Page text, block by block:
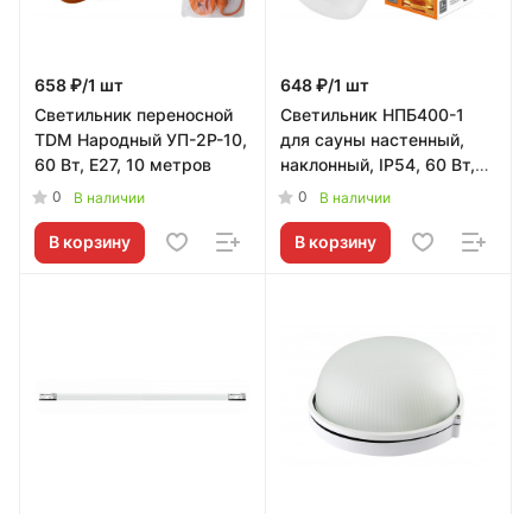
658 ₽/1 шт
Светильник переносной
TDM Народный УП-2Р-10,
60 Вт, Е27, 10 метров
0 В наличии
В корзину
648 ₽/1 шт
Светильник НПБ400-1
для сауны настенный,
наклонный, IP54, 60 Вт,
белый, TDM
0 В наличии
В корзину